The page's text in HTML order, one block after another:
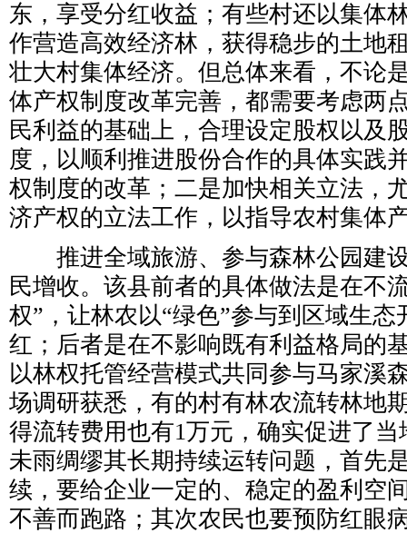
东，享受分红收益；有些村还以集体
作营造高效经济林，获得稳步的土地
壮大村集体经济。但总体来看，不论
体产权制度改革完善，都需要考虑两
民利益的基础上，合理设定股权以及
度，以顺利推进股份合作的具体实践
权制度的改革；二是加快相关立法，
济产权的立法工作，以指导农村集体
推进全域旅游、参与森林公园建
民增收。该县前者的具体做法是在不
权”，让林农以“绿色”参与到区域生
红；后者是在不影响既有利益格局的
以林权托管经营模式共同参与马家溪
场调研获悉，有的村有林农流转林地
得流转费用也有1万元，确实促进了
未雨绸缪其长期持续运转问题，首先
续，要给企业一定的、稳定的盈利空
不善而跑路；其次农民也要预防红眼